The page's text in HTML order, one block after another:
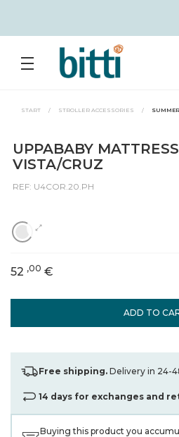
START / STROLLER ACCESSORIES /
UPPABABY
VISTA/CRUZ
REF: U4COR.20.PH
ADD TO
52 ,00 €
Free shipping. Delivery in 24-
14 days for exchanges and
Buying this product you